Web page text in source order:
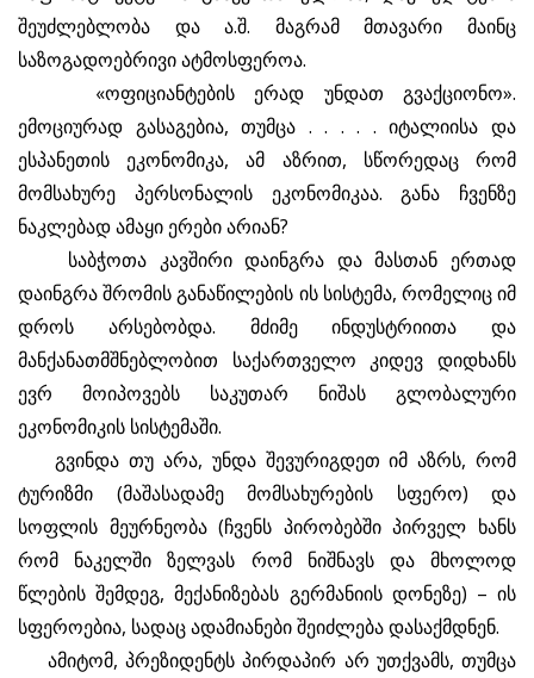
შეუძლებლობა და ა.შ. მაგრამ მთავარი მაინც
საზოგადოებრივი ატმოსფეროა.
«ოფიციანტების ერად უნდათ გვაქციონო».
ემოციურად გასაგებია, თუმცა . . . . . იტალიისა და
ესპანეთის ეკონომიკა, ამ აზრით, სწორედაც რომ
მომსახურე პერსონალის ეკონომიკაა. განა ჩვენზე
ნაკლებად ამაყი ერები არიან?
საბჭოთა კავშირი დაინგრა და მასთან ერთად
დაინგრა შრომის განაწილების ის სისტემა, რომელიც იმ
დროს არსებობდა. მძიმე ინდუსტრიითა და
მანქანათმშნებლობით საქართველო კიდევ დიდხანს
ევრ მოიპოვებს საკუთარ ნიშას გლობალური
ეკონომიკის სისტემაში.
გვინდა თუ არა, უნდა შევურიგდეთ იმ აზრს, რომ
ტურიზმი (მაშასადამე მომსახურების სფერო) და
სოფლის მეურნეობა (ჩვენს პირობებში პირველ ხანს
რომ ნაკელში ზელვას რომ ნიშნავს და მხოლოდ
წლების შემდეგ, მექანიზებას გერმანიის დონეზე) – ის
სფეროებია, სადაც ადამიანები შეიძლება დასაქმდნენ.
ამიტომ, პრეზიდენტს პირდაპირ არ უთქვამს, თუმცა